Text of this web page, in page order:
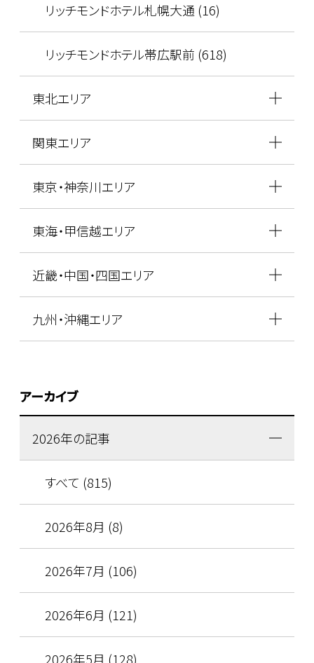
リッチモンドホテル札幌大通 (16)
リッチモンドホテル帯広駅前 (618)
東北エリア
関東エリア
東京・神奈川エリア
東海・甲信越エリア
近畿・中国・四国エリア
九州・沖縄エリア
アーカイブ
2026年の記事
すべて (815)
2026年8月 (8)
2026年7月 (106)
2026年6月 (121)
2026年5月 (128)